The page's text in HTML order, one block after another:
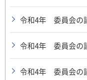
令和4年 委員会の
令和4年 委員会の
令和4年 委員会の